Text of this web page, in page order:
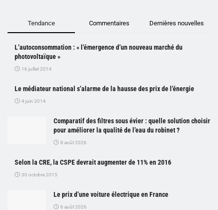
Tendance Commentaires Dernières nouvelles
L’autoconsommation : « l’émergence d’un nouveau marché du
photovoltaïque »
16 juillet 2014
Le médiateur national s’alarme de la hausse des prix de l’énergie
4 juin 2014
Comparatif des filtres sous évier : quelle solution choisir
pour améliorer la qualité de l’eau du robinet ?
8 août 2026
Selon la CRE, la CSPE devrait augmenter de 11% en 2016
30 octobre 2015
Le prix d’une voiture électrique en France
6 août 2026